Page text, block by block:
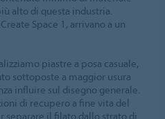
alto di questa industria.
Space 1, arrivano a un
piastre a posa casuale,
sottoposte a maggior usura
influire sul disegno generale.
di recupero a fine vita del
il filato dallo strato di